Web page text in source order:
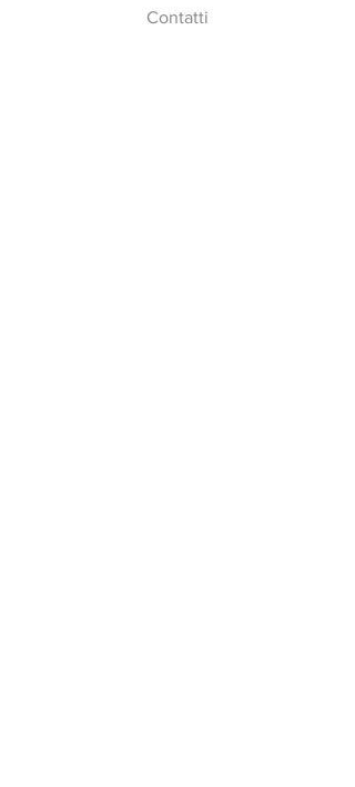
Contatti